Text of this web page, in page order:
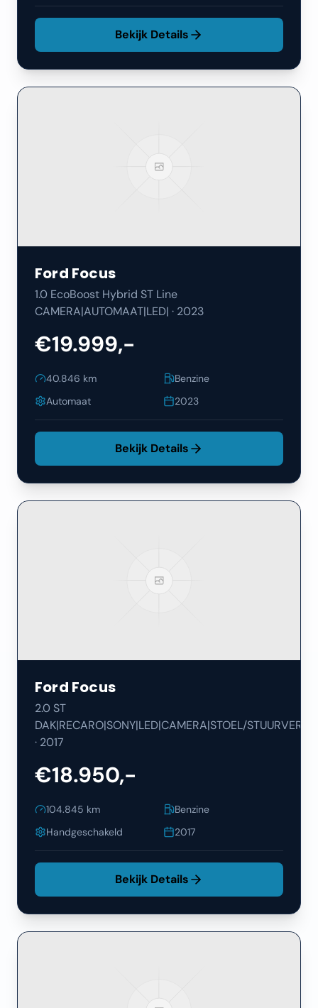
Bekijk Details
Ford Focus
1.0 EcoBoost Hybrid ST Line
CAMERA|AUTOMAAT|LED| · 2023
€19.999,-
40.846 km
Benzine
Automaat
2023
Bekijk Details
Ford Focus
2.0 ST
DAK|RECARO|SONY|LED|CAMERA|STOEL/STUURVERW|
· 2017
€18.950,-
104.845 km
Benzine
Handgeschakeld
2017
Bekijk Details